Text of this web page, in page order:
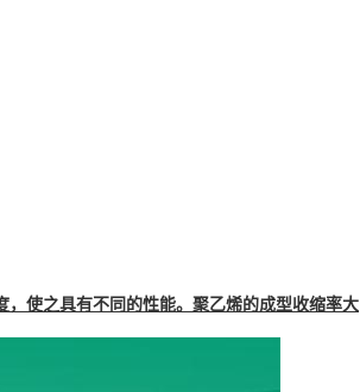
使之具有不同的性能。聚乙烯的成型收缩率大